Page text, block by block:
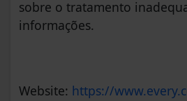
sobre o tratamento
informações.
Website: https://